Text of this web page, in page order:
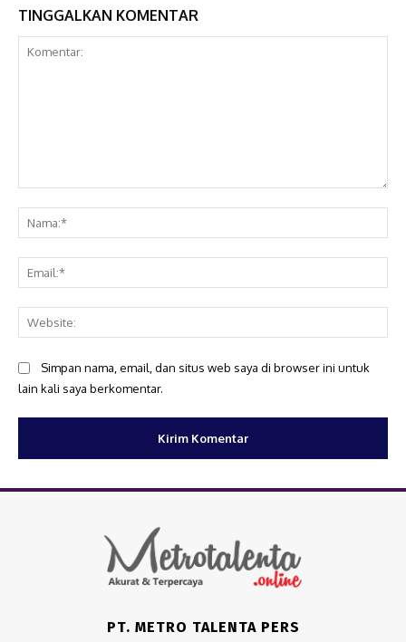
TINGGALKAN KOMENTAR
Simpan nama, email, dan situs web saya di browser ini untuk
lain kali saya berkomentar.
PT. METRO TALENTA PERS